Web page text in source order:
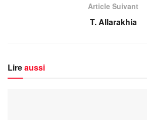
Article Suivant
T. Allarakhia
Lireaussi